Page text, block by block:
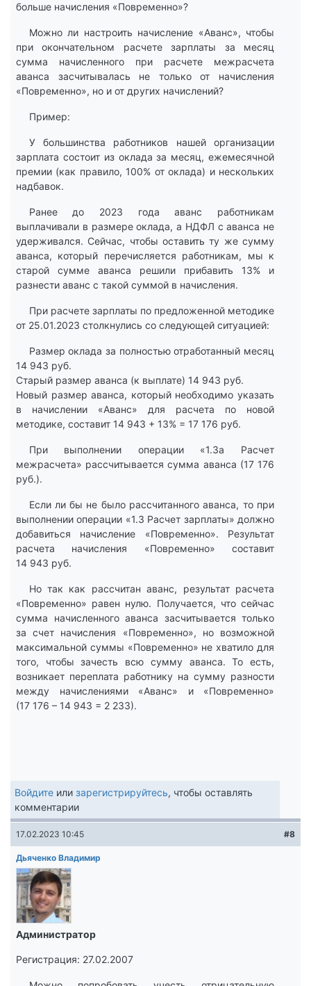
больше начисления «Повременно»?
Можно ли настроить начисление «Аванс», чтобы
при окончательном расчете зарплаты за месяц
сумма начисленного при расчете межрасчета
аванса засчитывалась не только от начисления
«Повременно», но и от других начислений?
Пример:
У большинства работников нашей организации
зарплата состоит из оклада за месяц, ежемесячной
премии (как правило, 100% от оклада) и нескольких
надбавок.
Ранее до 2023 года аванс работникам
выплачивали в размере оклада, а НДФЛ с аванса не
удерживался. Сейчас, чтобы оставить ту же сумму
аванса, который перечисляется работникам, мы к
старой сумме аванса решили прибавить 13% и
разнести аванс с такой суммой в начисления.
При расчете зарплаты по предложенной методике
от 25.01.2023 столкнулись со следующей ситуацией:
Размер оклада за полностью отработанный месяц
14 943 руб.
Старый размер аванса (к выплате) 14 943 руб.
Новый размер аванса, который необходимо указать
в начислении «Аванс» для расчета по новой
методике, составит 14 943 + 13% = 17 176 руб.
При выполнении операции «1.3а Расчет
межрасчета» рассчитывается сумма аванса (17 176
руб.).
Если ли бы не было рассчитанного аванса, то при
выполнении операции «1.3 Расчет зарплаты» должно
добавиться начисление «Повременно». Результат
расчета начисления «Повременно» составит
14 943 руб.
Но так как рассчитан аванс, результат расчета
«Повременно» равен нулю. Получается, что сейчас
сумма начисленного аванса засчитывается только
за счет начисления «Повременно», но возможной
максимальной суммы «Повременно» не хватило для
того, чтобы зачесть всю сумму аванса. То есть,
возникает переплата работнику на сумму разности
между начислениями «Аванс» и «Повременно»
(17 176 – 14 943 = 2 233).
Войдите или зарегистрируйтесь, чтобы оставлять
комментарии
17.02.2023 10:45 #8
Дьяченко Владимир
Администратор
Регистрация: 27.02.2007